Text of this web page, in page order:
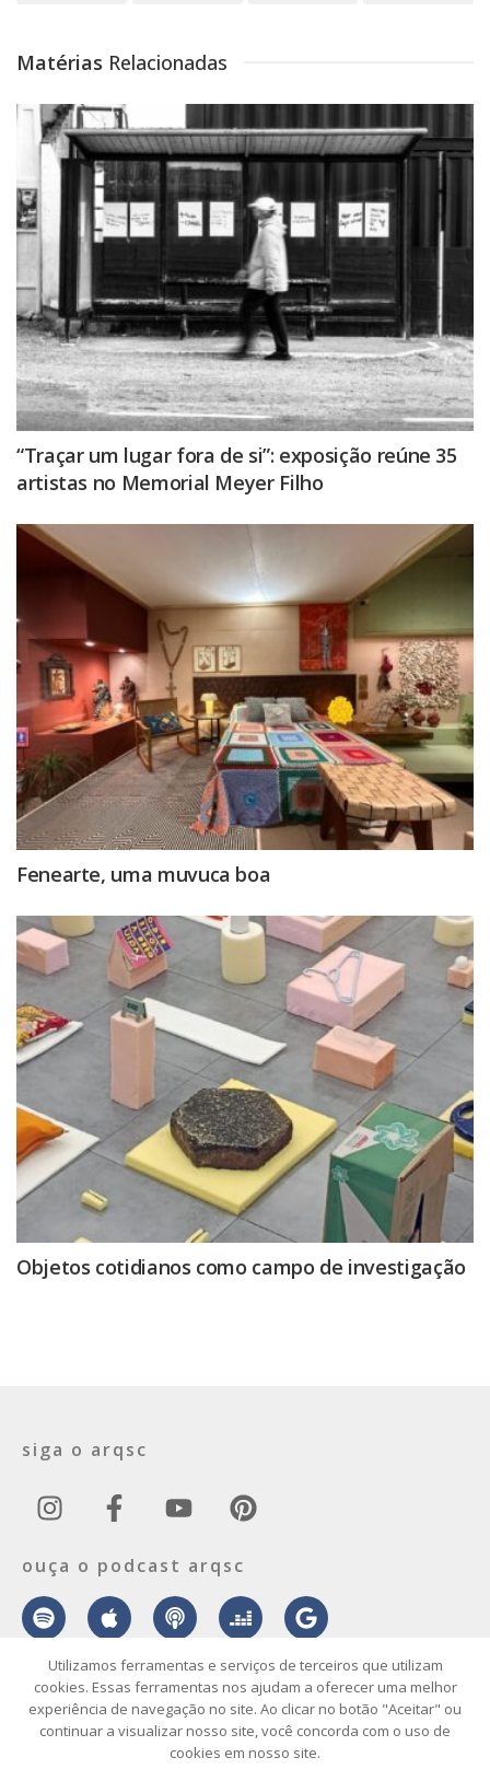
Matérias Relacionadas
“Traçar um lugar fora de si”: exposição reúne 35
artistas no Memorial Meyer Filho
Fenearte, uma muvuca boa
Objetos cotidianos como campo de investigação
siga o arqsc
ouça o podcast arqsc
sobre contato envie seu projeto publicidade vídeo podcast
Utilizamos ferramentas e serviços de terceiros que utilizam
cookies. Essas ferramentas nos ajudam a oferecer uma melhor
experiência de navegação no site. Ao clicar no botão "Aceitar" ou
continuar a visualizar nosso site, você concorda com o uso de
cookies em nosso site.